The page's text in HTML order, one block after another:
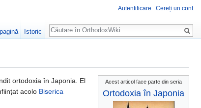
Acest articol face parte din seria
Ortodoxia în Japonia
ortodoxia în Japonia. El
acolo Biserica
Autentificare Cereți un cont
Istoric
Căutare